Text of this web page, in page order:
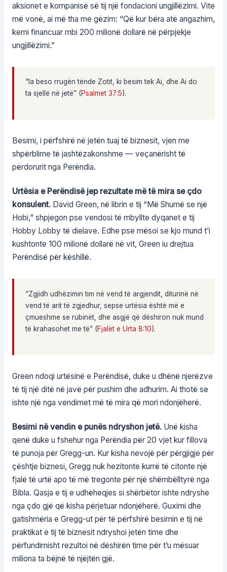
aksionet e kompanisë së tij një fondacioni ungjillëzimi. Vite
më vonë, ai më tha me gëzim: “Që kur bëra atë angazhim,
kemi financuar mbi 200 milionë dollarë në përpjekje
ungjillëzimi.”
“Ia beso rrugën tënde Zotit, ki besim tek Ai, dhe Ai do
ta sjellë në jetë” (Psalmet 37:5).
Besimi, i përfshirë në jetën tuaj të biznesit, vjen me
shpërblime të jashtëzakonshme — veçanërisht të
përdorurit nga Perëndia.
Urtësia e Perëndisë jep rezultate më të mira se çdo
konsulent.David Green, në librin e tij “Më Shumë se një
Hobi,” shpjegon pse vendosi të mbyllte dyqanet e tij
Hobby Lobby të dielave. Edhe pse mësoi se kjo mund t’i
kushtonte 100 milionë dollarë në vit, Green iu drejtua
Perëndisë për këshillë.
“Zgjidh udhëzimin tim në vend të argjendit, diturinë në
vend të arit të zgjedhur, sepse urtësia është më e
çmueshme se rubinët, dhe asgjë që dëshiron nuk mund
të krahasohet me të” (Fjalët e Urta 8:10).
Green ndoqi urtësinë e Perëndisë, duke u dhënë njerëzve
të tij një ditë në javë për pushim dhe adhurim. Ai thotë se
ishte një nga vendimet më të mira që mori ndonjëherë.
Besimi në vendin e punës ndryshon jetë.Unë kisha
qenë duke u fshehur nga Perëndia për 20 vjet kur fillova
të punoja për Gregg-un. Kur kisha nevojë për përgjigje për
çështje biznesi, Gregg nuk hezitonte kurrë të citonte një
fjalë të urtë apo të më tregonte për një shëmbëlltyrë nga
Bibla. Qasja e tij e udhëheqjes si shërbëtor ishte ndryshe
nga çdo gjë që kisha përjetuar ndonjëherë. Guximi dhe
gatishmëria e Gregg-ut për të përfshirë besimin e tij në
praktikat e tij të biznesit ndryshoi jetën time dhe
përfundimisht rezultoi në dëshirën time për t’u mësuar
miliona ta bëjnë të njëjtën gjë.